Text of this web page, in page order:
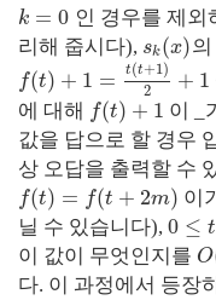
k = 0 인 경우를 제외
리해 줍시다), sk(x)
f(t) + 1 = t(t+1)
2
+ 1
에 대해 f(t) + 1 이 _
값을 답으로 할 경우
상 오답을 출력할 수
f(t) = f(t + 2m) 이
닐 수 있습니다), 0 ≤ t
이 값이 무엇인지를 O
다. 이 과정에서 등장